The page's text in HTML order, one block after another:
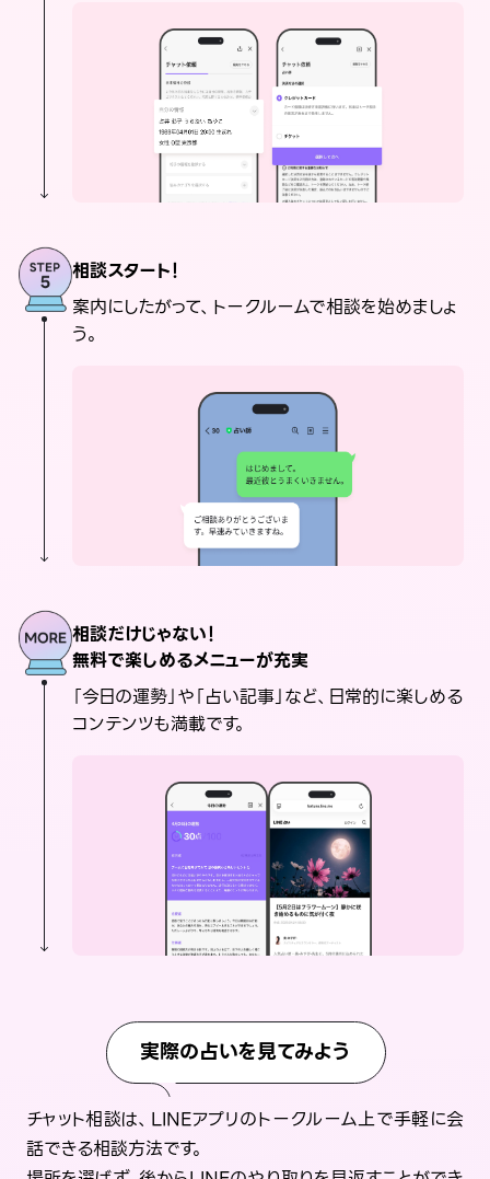
相談スタート！
案内にしたがって、トークルームで相談を始めましょ
う。
相談だけじゃない！
無料で楽しめるメニューが充実
「今日の運勢」や「占い記事」など、日常的に楽しめる
コンテンツも満載です。
実際の占いを見てみよう
チャット相談は、LINEアプリのトークルーム上で手軽に会
話できる相談方法です。